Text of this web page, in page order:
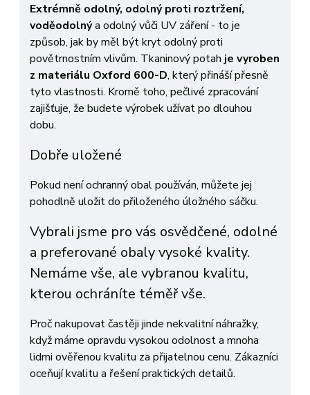
Extrémně odolný, odolný proti roztržení,
voděodolnýa odolný vůči UV záření - to je
způsob, jak by měl být kryt odolný proti
povětrnostním vlivům. Tkaninový potah je vyroben
z materiálu Oxford 600-D, který přináší přesně
tyto vlastnosti. Kromě toho, pečlivé zpracování
zajišťuje, že budete výrobek užívat po dlouhou
dobu.
Dobře uložené
Pokud není ochranný obal používán, můžete jej
pohodlně uložit do přiloženého úložného sáčku.
Vybrali jsme pro vás osvědčené, odolné
a preferované obaly vysoké kvality.
Nemáme vše, ale vybranou kvalitu,
kterou ochráníte téměř vše.
Proč nakupovat častěji jinde nekvalitní náhražky,
když máme opravdu vysokou odolnost a mnoha
lidmi ověřenou kvalitu za přijatelnou cenu. Zákazníci
oceňují kvalitu a řešení praktických detailů.